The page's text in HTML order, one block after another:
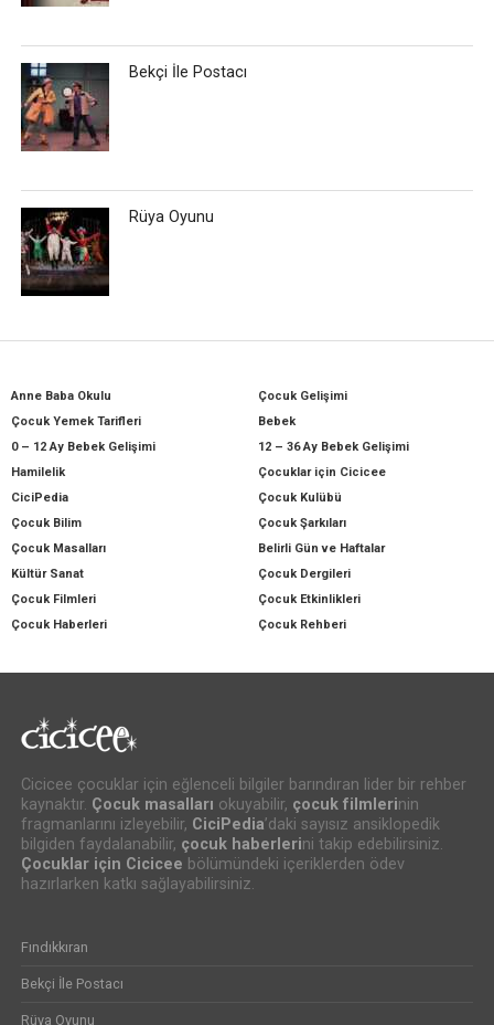
Bekçi İle Postacı
Rüya Oyunu
Anne Baba Okulu
Çocuk Gelişimi
Çocuk Yemek Tarifleri
Bebek
0 – 12 Ay Bebek Gelişimi
12 – 36 Ay Bebek Gelişimi
Hamilelik
Çocuklar için Cicicee
CiciPedia
Çocuk Kulübü
Çocuk Bilim
Çocuk Şarkıları
Çocuk Masalları
Belirli Gün ve Haftalar
Kültür Sanat
Çocuk Dergileri
Çocuk Filmleri
Çocuk Etkinlikleri
Çocuk Haberleri
Çocuk Rehberi
Cicicee çocuklar için eğlenceli bilgiler barındıran lider bir rehber
kaynaktır. Çocuk masalları okuyabilir, çocuk filmlerinin
fragmanlarını izleyebilir, CiciPedia’daki sayısız ansiklopedik
bilgiden faydalanabilir, çocuk haberlerini takip edebilirsiniz.
Çocuklar için Cicicee bölümündeki içeriklerden ödev
hazırlarken katkı sağlayabilirsiniz.
Fındıkkıran
Bekçi İle Postacı
Rüya Oyunu